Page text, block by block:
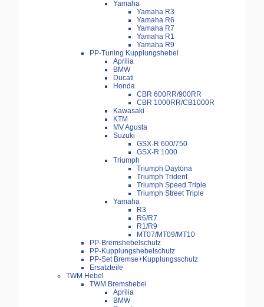
Yamaha
Yamaha R3
Yamaha R6
Yamaha R7
Yamaha R1
Yamaha R9
PP-Tuning Kupplungshebel
Aprilia
BMW
Ducati
Honda
CBR 600RR/900RR
CBR 1000RR/CB1000R
Kawasaki
KTM
MV Agusta
Suzuki
GSX-R 600/750
GSX-R 1000
Triumph
Triumph Daytona
Triumph Trident
Triumph Speed Triple
Triumph Street Triple
Yamaha
R3
R6/R7
R1/R9
MT07/MT09/MT10
PP-Bremshebelschutz
PP-Kupplungshebelschutz
PP-Set Bremse+Kupplungsschutz
Ersatzteile
TWM Hebel
TWM Bremshebel
Aprilia
BMW